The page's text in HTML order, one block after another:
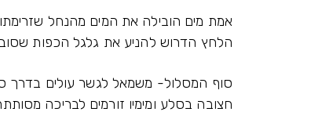
אמת מים הובילה את המים מהנחל
הלחץ הדרוש להניע את גלגל הכפות
סוף המסלול- משמאל לגשר עולים בדרך
חצובה בסלע ומימיו זורמים לבריכה